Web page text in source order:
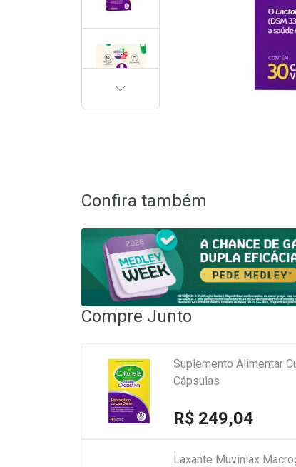
PRÓXIMA
Confira também
Compre Junto
Suplemento Alimentar
Cápsulas
R$ 249,04
Laxante Muvinlax